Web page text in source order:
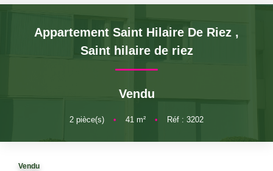
LOUER
VIAGER
Appartement Saint Hilaire De Riez ,
Saint hilaire de riez
Vendu
2 pièce(s) • 41 m² • Réf : 3202
Vendu